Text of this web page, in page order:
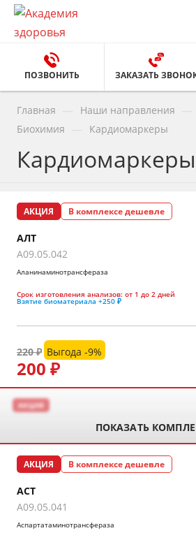
ПОЗВОНИТЬ ЗАКАЗАТЬ
Главная Наши направления
Биохимия Кардиомаркеры
Кардиомаркеры
АКЦИЯ В комплексе дешевле
АЛТ
A09.05.042
Аланинаминотрансфераза
Срок изготовления анализов: от 1 до 2 дней
Взятие биоматериала +250 ₽
200 ₽
220 ₽ Выгода -9%
АКЦИЯ
ПОКАЗАТЬ
АКЦИЯ В комплексе дешевле
АСТ
A09.05.041
Аспартатаминотрансфераза